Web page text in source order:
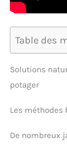
Table des
Solutions
potager
Les
De nombreux